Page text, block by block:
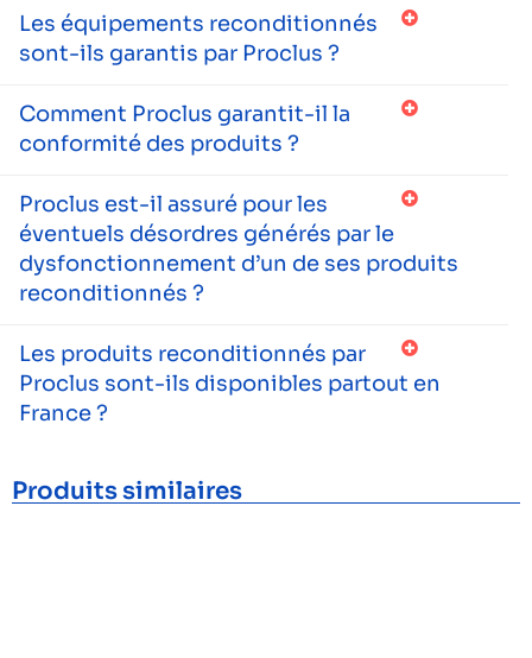
Les équipements reconditionnés
sont-ils garantis par Proclus ?
Comment Proclus garantit-il la
conformité des produits ?
Proclus est-il assuré pour les
éventuels désordres générés par le
dysfonctionnement d’un de ses produits
reconditionnés ?
Les produits reconditionnés par
Proclus sont-ils disponibles partout en
France ?
Produits similaires